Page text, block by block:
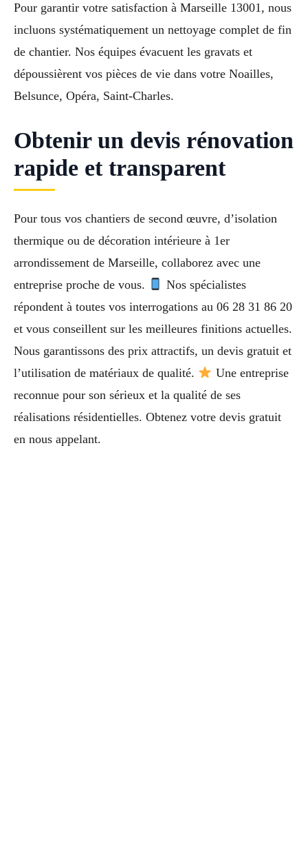
Pour garantir votre satisfaction à Marseille 13001, nous
incluons systématiquement un nettoyage complet de fin
de chantier. Nos équipes évacuent les gravats et
dépoussièrent vos pièces de vie dans votre Noailles,
Belsunce, Opéra, Saint-Charles.
Obtenir un devis rénovation
rapide et transparent
Pour tous vos chantiers de second œuvre, d’isolation
thermique ou de décoration intérieure à 1er
arrondissement de Marseille, collaborez avec une
entreprise proche de vous.
Nos spécialistes
répondent à toutes vos interrogations au 06 28 31 86 20
et vous conseillent sur les meilleures finitions actuelles.
Nous garantissons des prix attractifs, un devis gratuit et
l’utilisation de matériaux de qualité.
Une entreprise
reconnue pour son sérieux et la qualité de ses
réalisations résidentielles. Obtenez votre devis gratuit
en nous appelant.